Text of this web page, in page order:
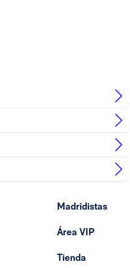
Madridistas
Área VIP
Tienda